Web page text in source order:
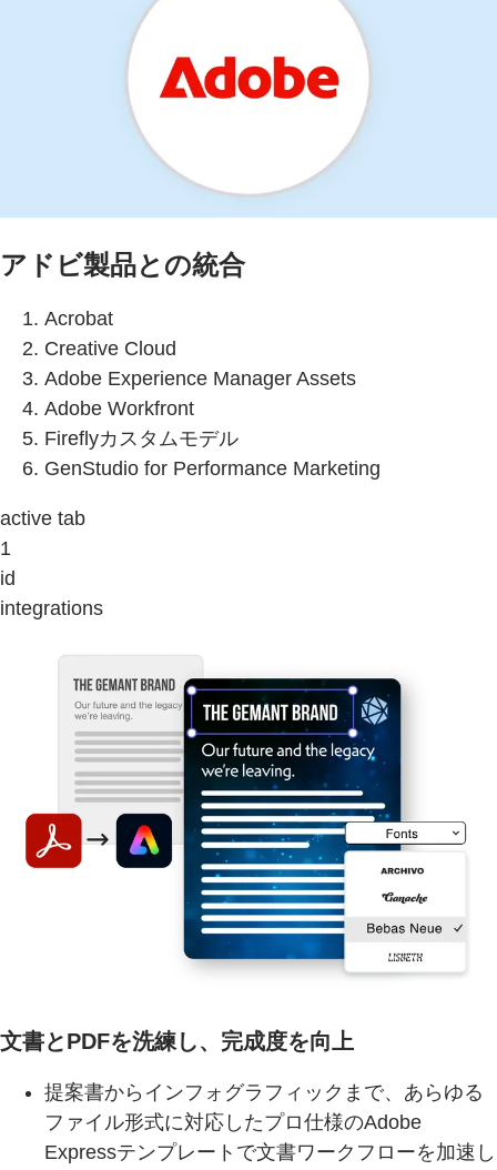
アドビ製品との統合
Acrobat
Creative Cloud
Adobe Experience Manager Assets
Adobe Workfront
Fireflyカスタムモデル
GenStudio for Performance Marketing
active tab
1
id
integrations
文書とPDFを洗練し、完成度を向上
提案書からインフォグラフィックまで、あらゆる
ファイル形式に対応したプロ仕様のAdobe
Expressテンプレートで文書ワークフローを加速し